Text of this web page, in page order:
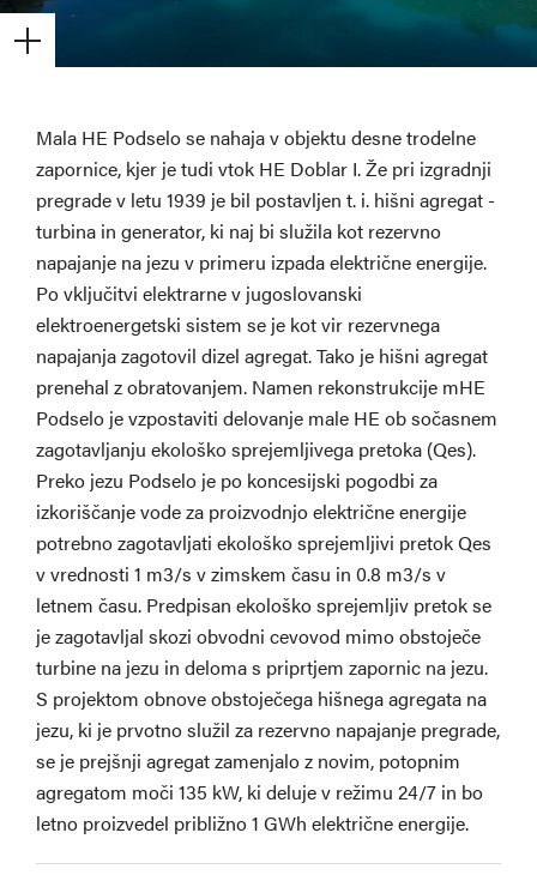
Mala HE Podselo se nahaja v objektu desne trodelne
zapornice, kjer je tudi vtok HE Doblar I. Že pri izgradnji
pregrade v letu 1939 je bil postavljen t. i. hišni agregat -
turbina in generator, ki naj bi služila kot rezervno
napajanje na jezu v primeru izpada električne energije.
Po vključitvi elektrarne v jugoslovanski
elektroenergetski sistem se je kot vir rezervnega
napajanja zagotovil dizel agregat. Tako je hišni agregat
prenehal z obratovanjem. Namen rekonstrukcije mHE
Podselo je vzpostaviti delovanje male HE ob sočasnem
zagotavljanju ekološko sprejemljivega pretoka (Qes).
Preko jezu Podselo je po koncesijski pogodbi za
izkoriščanje vode za proizvodnjo električne energije
potrebno zagotavljati ekološko sprejemljivi pretok Qes
v vrednosti 1 m3/s v zimskem času in 0.8 m3/s v
letnem času. Predpisan ekološko sprejemljiv pretok se
je zagotavljal skozi obvodni cevovod mimo obstoječe
turbine na jezu in deloma s priprtjem zapornic na jezu.
S projektom obnove obstoječega hišnega agregata na
jezu, ki je prvotno služil za rezervno napajanje pregrade,
se je prejšnji agregat zamenjalo z novim, potopnim
agregatom moči 135 kW, ki deluje v režimu 24/7 in bo
letno proizvedel približno 1 GWh električne energije.